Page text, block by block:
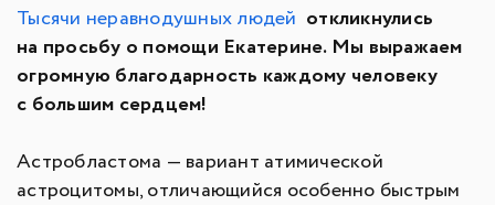
Тысячи неравнодушных людей откликнулись
на просьбу о помощи Екатерине. Мы выражаем
огромную благодарность каждому человеку
с большим сердцем!
Астробластома — вариант атимической
астроцитомы, отличающийся особенно быстрым